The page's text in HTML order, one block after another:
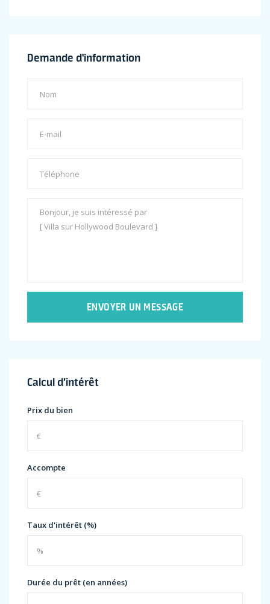
Demande d'information
ENVOYER UN MESSAGE
Calcul d’intérêt
Prix du bien
Accompte
Taux d'intérêt (%)
Durée du prêt (en années)